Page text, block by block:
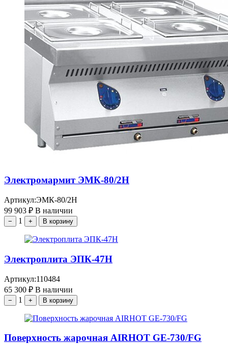
Электромармит ЭМК-80/2Н
Артикул:ЭМК-80/2Н
99 903 ₽ В наличии
− 1 + В корзину
Электроплита ЭПК-47Н
Артикул:110484
65 300 ₽ В наличии
− 1 + В корзину
Поверхность жарочная AIRHOT GE-730/FG